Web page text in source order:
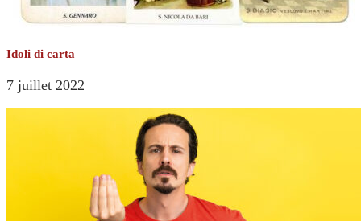
Idoli di carta
7 juillet 2022